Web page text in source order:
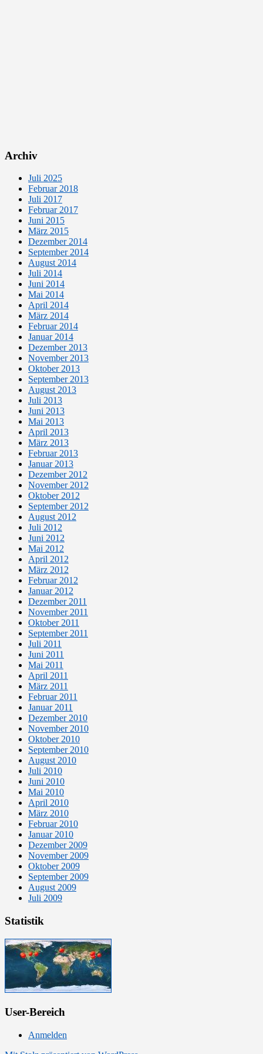
Archiv
Juli 2025
Februar 2018
Juli 2017
Februar 2017
Juni 2015
März 2015
Dezember 2014
September 2014
August 2014
Juli 2014
Juni 2014
Mai 2014
April 2014
März 2014
Februar 2014
Januar 2014
Dezember 2013
November 2013
Oktober 2013
September 2013
August 2013
Juli 2013
Juni 2013
Mai 2013
April 2013
März 2013
Februar 2013
Januar 2013
Dezember 2012
November 2012
Oktober 2012
September 2012
August 2012
Juli 2012
Juni 2012
Mai 2012
April 2012
März 2012
Februar 2012
Januar 2012
Dezember 2011
November 2011
Oktober 2011
September 2011
Juli 2011
Juni 2011
Mai 2011
April 2011
März 2011
Februar 2011
Januar 2011
Dezember 2010
November 2010
Oktober 2010
September 2010
August 2010
Juli 2010
Juni 2010
Mai 2010
April 2010
März 2010
Februar 2010
Januar 2010
Dezember 2009
November 2009
Oktober 2009
September 2009
August 2009
Juli 2009
Statistik
User-Bereich
Anmelden